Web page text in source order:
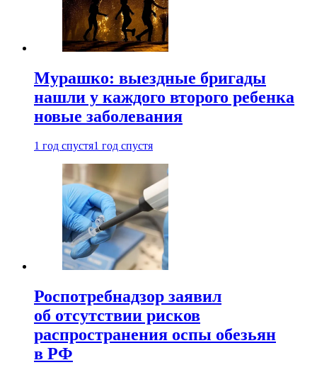
Мурашко: выездные бригады
нашли у каждого второго ребенка
новые заболевания
1 год спустя1 год спустя
Роспотребнадзор заявил
об отсутствии рисков
распространения оспы обезьян
в РФ